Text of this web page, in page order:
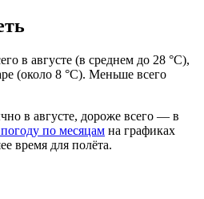
в августе (в среднем до 28 °C),
(около 8 °C). Меньше всего
в августе, дороже всего — в
по месяцам на графиках
время для полёта.